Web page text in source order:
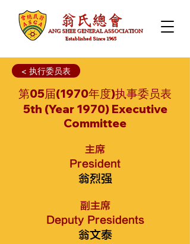
< 执行委员表
第05届(1970年度)执事委员表
5th (Year 1970) Executive
Committee
主席
President
翁烈强
副主席
Deputy Presidents
翁文泰